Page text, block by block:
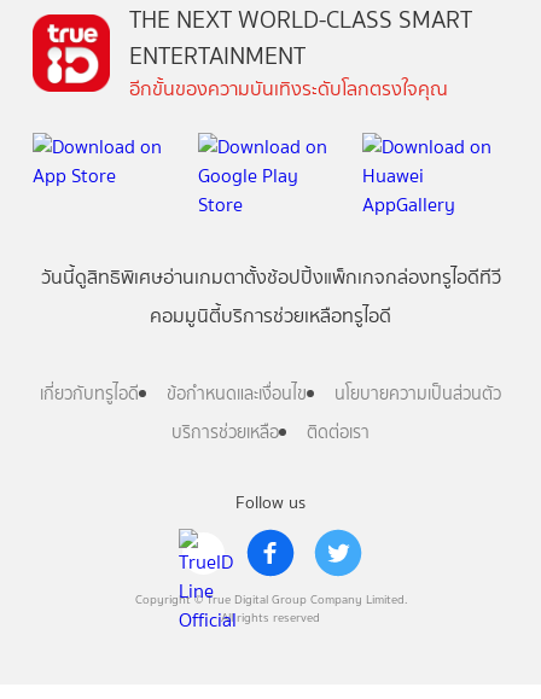
Follow us
Copyright © True Digital Group Company Limited.
All rights reserved
THE NEXT WORLD-CLASS SMART
ENTERTAINMENT
อีกขั้นของความบันเทิงระดับโลกตรงใจคุณ
วันนี้ดูสิทธิพิเศษอ่านเกมตาตั้งช้อปปิ้งแพ็กเกจกล่องทรูไอดีทีวี
คอมมูนิตี้บริการช่วยเหลือทรูไอดี
เกี่ยวกับทรูไอดี ข้อกำหนดและเงื่อนไข
นโยบายความเป็นส่วนตัว
บริการช่วยเหลือ
ติดต่อเรา